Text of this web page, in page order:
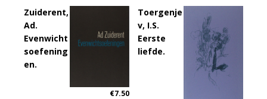
Zuiderent,
Ad.
Evenwicht
soefening
en.
€7.50
Toergenje
v, I.S.
Eerste
liefde.